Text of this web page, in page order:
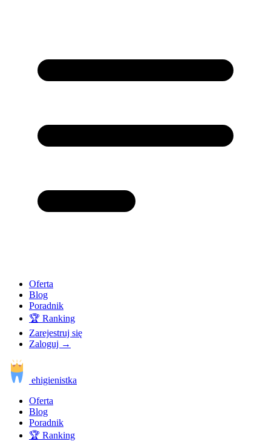
Oferta
Blog
Poradnik
🏆 Ranking
Zarejestruj się
Zaloguj →
ehigienistka
Oferta
Blog
Poradnik
🏆 Ranking